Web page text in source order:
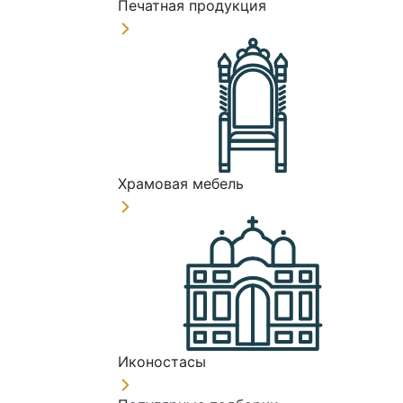
Печатная продукция
Храмовая мебель
Иконостасы